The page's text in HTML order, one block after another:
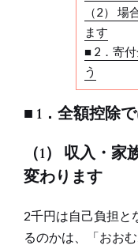
（2） 場
ます
■ 2．寄
う
■ 1．全額控除
（1） 収入・
変わります
2千円は自己負担と
るのかは、「おお